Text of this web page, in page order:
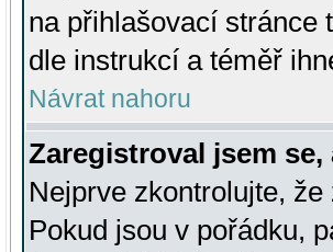
na přihlašovací stránce
dle instrukcí a téměř
Návrat nahoru
Zaregistroval jsem
Nejprve zkontrolujte,
Pokud jsou v pořádku,